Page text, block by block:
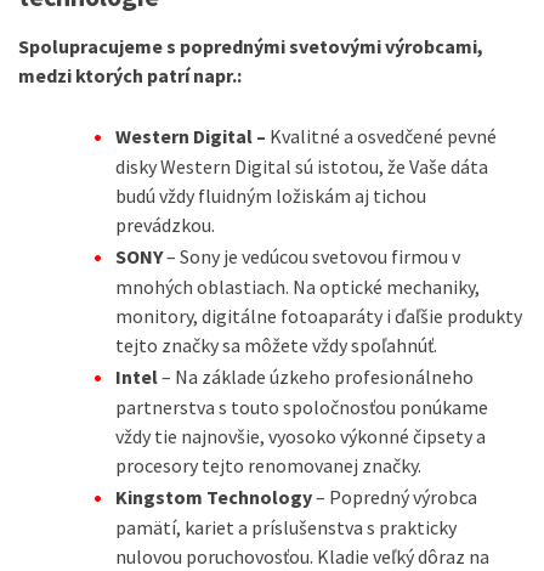
Spolupracujeme s poprednými svetovými výrobcami,
medzi ktorých patrí napr.:
Western Digital – Kvalitné a osvedčené pevné
disky Western Digital sú istotou, že Vaše dáta
budú vždy fluidným ložiskám aj tichou
prevádzkou.
SONY– Sony je vedúcou svetovou firmou v
mnohých oblastiach. Na optické mechaniky,
monitory, digitálne fotoaparáty i ďaľšie produkty
tejto značky sa môžete vždy spoľahnúť.
Intel– Na základe úzkeho profesionálneho
partnerstva s touto spoločnosťou ponúkame
vždy tie najnovšie, vyosoko výkonné čipsety a
procesory tejto renomovanej značky.
Kingstom Technology– Popredný výrobca
pamätí, kariet a príslušenstva s prakticky
nulovou poruchovosťou. Kladie veľký dôraz na